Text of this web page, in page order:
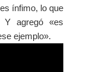
ínfimo, lo que
Y agregó «es
ejemplo».